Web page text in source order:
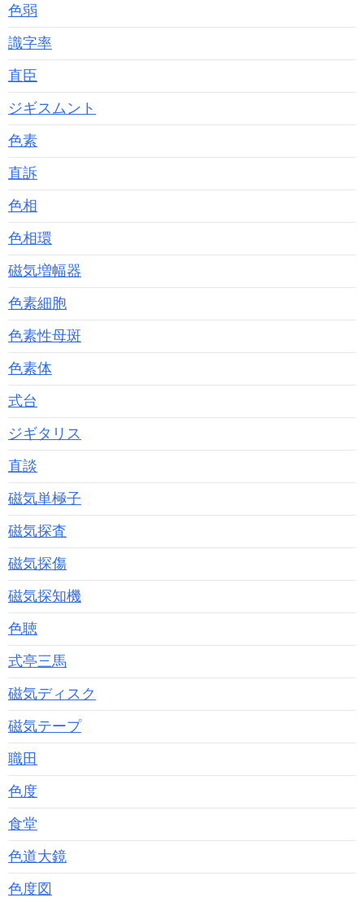
色弱
識字率
直臣
ジギスムント
色素
直訴
色相
色相環
磁気増幅器
色素細胞
色素性母斑
色素体
式台
ジギタリス
直談
磁気単極子
磁気探査
磁気探傷
磁気探知機
色聴
式亭三馬
磁気ディスク
磁気テープ
職田
色度
食堂
色道大鏡
色度図